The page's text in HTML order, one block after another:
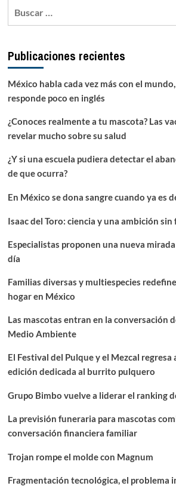
Publicaciones recientes
México habla cada vez más con el
responde poco en inglés
¿Conoces realmente a tu mascota? Las
revelar mucho sobre su salud
¿Y si una escuela pudiera detectar el
de que ocurra?
En México se dona sangre cuando ya es
Isaac del Toro: ciencia y una ambición sin
Especialistas proponen una nueva
día
Familias diversas y multiespecies
hogar en México
Las mascotas entran en la conversación
Medio Ambiente
El Festival del Pulque y el Mezcal regresa
edición dedicada al burrito pulquero
Grupo Bimbo vuelve a liderar el ranking
La previsión funeraria para mascotas
conversación financiera familiar
Trojan rompe el molde con Magnum
Fragmentación tecnológica, el problema